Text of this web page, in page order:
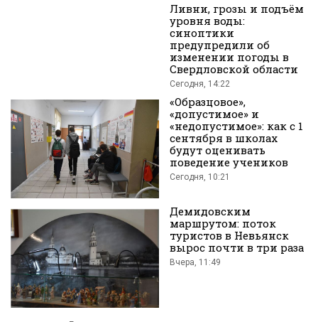
Вконтакте
Ливни, грозы и подъём
уровня воды:
синоптики
предупредили об
изменении погоды в
Свердловской области
Сегодня, 14:22
«Образцовое»,
«допустимое» и
«недопустимое»: как с 1
сентября в школах
будут оценивать
поведение учеников
Сегодня, 10:21
Демидовским
маршрутом: поток
туристов в Невьянск
вырос почти в три раза
Вчера, 11:49